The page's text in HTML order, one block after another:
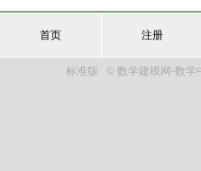
首页 注册
标准版 © 数学建模网-数学